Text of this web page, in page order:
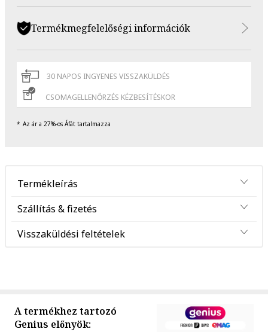
Termékmegfelelőségi információk
30 NAPOS INGYENES VISSZAKÜLDÉS
CSOMAGELLENŐRZÉS KÉZBESÍTÉSKOR
Az ár a 27%-os Áfát tartalmazza
Termékleírás
Szállítás & fizetés
Visszaküldési feltételek
A termékhez tartozó
Genius előnyök: